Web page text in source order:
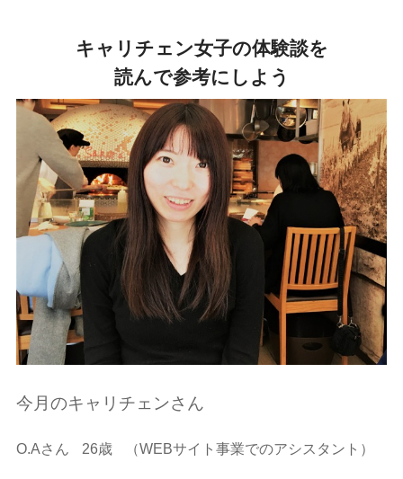
キャリチェン女子の体験談を
読んで参考にしよう
今月のキャリチェンさん
O.Aさん 26歳 （WEBサイト事業でのアシスタント）